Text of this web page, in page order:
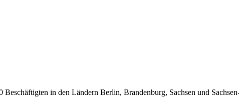
in den Ländern Berlin, Brandenburg, Sachsen und